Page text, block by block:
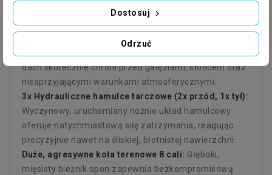
Bezpieczeństwo
Pełny dach (Full Roof) i pancerna klatka
Wytrzymała, stalowa konstrukcja
dach skutecznie chroni przed gałęziami, słońcem oraz
niesprzyjającymi warunkami atmosferycznymi.
3x Hydrauliczne hamulce tarczowe (2x przód, 1x tył):
Wyczynowy, uruchamiany nożnie układ hamulcowy
oferuje natychmiastową siłę zatrzymania, reagując
precyzyjnie nawet na śliskiej, błotnistej nawierzchni.
Duże, agresywne koła terenowe 8 cali: Głęboki,
mięsisty bieżnik opon zapewnia bezkompromisową
Odrzuć
Dostosuj